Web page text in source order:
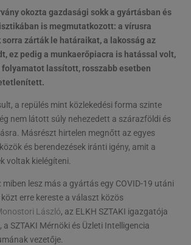
okozta gazdasági sokk a gyártásban és
is megmutatkozott: a vírusra
zárták le határaikat, a lakosság az
ez pedig a munkaerőpiacra is hatással volt,
folyamatot lassított, rosszabb esetben
a repülés mint közlekedési forma szinte
nem látott súly nehezedett a szárazföldi és
Másrészt hirtelen megnőtt az egyes
és berendezések iránti igény, amit a
voltak kielégíteni.
miben lesz más a gyártás egy COVID-19 utáni
erre kereste a választ közös
László, az ELKH SZTAKI igazgatója
, a SZTAKI Mérnöki és Üzleti Intelligencia
vezetője.